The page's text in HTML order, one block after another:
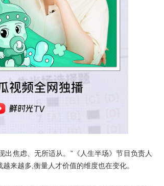
焦虑、无所适从。”《人生半场》节目负责人
来越多,衡量人才价值的维度也在变化。